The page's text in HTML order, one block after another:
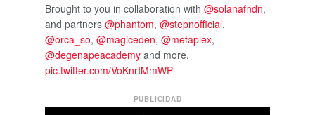
Brought to you in collaboration with @solanafndn,
and partners @phantom, @stepnofficial,
@orca_so, @magiceden, @metaplex,
@degenapeacademy and more.
pic.twitter.com/VoKnrIMmWP
PUBLICIDAD